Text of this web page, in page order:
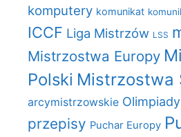
komputery komunikat
ICCF Liga Mistrzów LSS
Mistrzostwa Europy
Polski Mistrzostwa
arcymistrzowskie Olimpiady
przepisy Puchar Europy